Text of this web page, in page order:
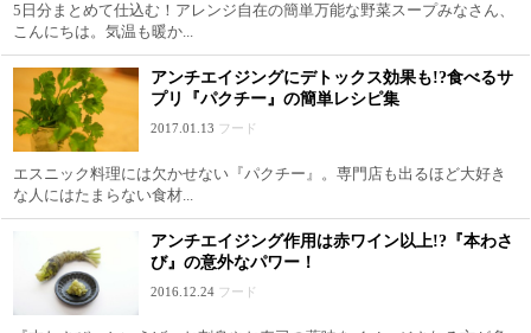
5日分まとめて仕込む！アレンジ自在の簡単万能な野菜スープみなさん、
こんにちは。気温も暖か...
アンチエイジングにデトックス効果も!?食べるサ
プリ『パクチー』の簡単レシピ集
2017.01.13 フード
エスニック料理には欠かせない『パクチー』。専門店も出るほど大好き
な人にはたまらない食材...
アンチエイジング作用は赤ワイン以上!?『本わさ
び』の意外なパワー！
2016.12.24 フード